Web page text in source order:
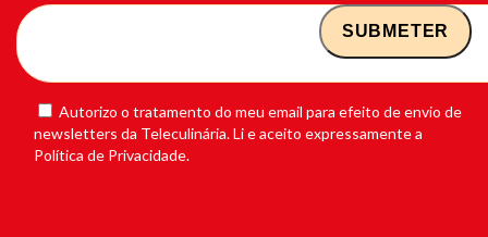
Autorizo o tratamento do meu email para efeito de envio de
newsletters da Teleculinária. Li e aceito expressamente a
Política de Privacidade.